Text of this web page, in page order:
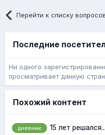
Перейти к списку
Последние
Ни одного
просматривает данную
Похожий контент
дневник 15 лет